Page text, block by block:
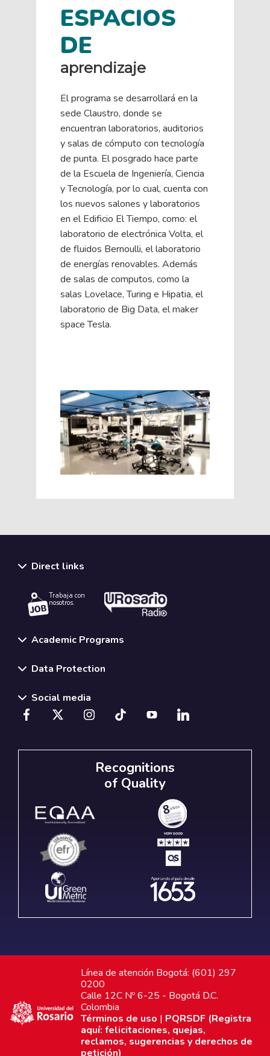
ESPACIOS
DE
aprendizaje
El programa se desarrollará en la
sede Claustro, donde se
encuentran laboratorios, auditorios
y salas de cómputo con tecnología
de punta. El posgrado hace parte
de la Escuela de Ingeniería, Ciencia
y Tecnología, por lo cual, cuenta con
los nuevos salones y laboratorios
en el Edificio El Tiempo, como: el
laboratorio de electrónica Volta, el
de fluidos Bernoulli, el laboratorio
de energías renovables. Además
de salas de computos, como la
salas Lovelace, Turing e Hipatia, el
laboratorio de Big Data, el maker
space Tesla.
Previous
Next
Direct links
Trabaja con
nosotros.
Academic Programs
Data Protection
Social media
Recognitions
of Quality
Línea de atención Bogotá: (601) 297
0200
Calle 12C Nº 6-25 - Bogotá D.C.
Colombia
Términos de uso | PQRSDF (Registra
aquí: felicitaciones, quejas,
reclamos, sugerencias y derechos de
petición)